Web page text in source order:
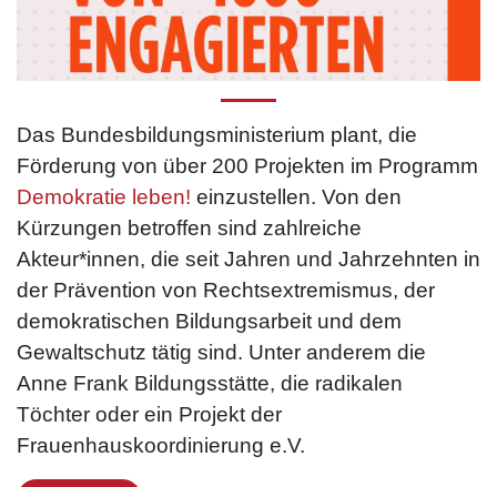
Das Bundesbildungsministerium plant, die
Förderung von über 200 Projekten im Programm
Demokratie leben! einzustellen. Von den
Kürzungen betroffen sind zahlreiche
Akteur*innen, die seit Jahren und Jahrzehnten in
der Prävention von Rechtsextremismus, der
demokratischen Bildungsarbeit und dem
Gewaltschutz tätig sind. Unter anderem die
Anne Frank Bildungsstätte, die radikalen
Töchter oder ein Projekt der
Frauenhauskoordinierung e.V.